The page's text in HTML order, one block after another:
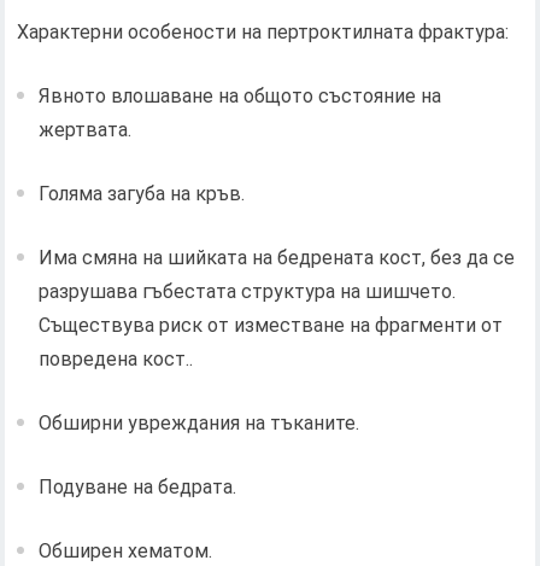
Характерни особености на пертроктилната фрактура:
Явното влошаване на общото състояние на
жертвата.
Голяма загуба на кръв.
Има смяна на шийката на бедрената кост, без да се
разрушава гъбестата структура на шишчето.
Съществува риск от изместване на фрагменти от
повредена кост..
Обширни увреждания на тъканите.
Подуване на бедрата.
Обширен хематом.